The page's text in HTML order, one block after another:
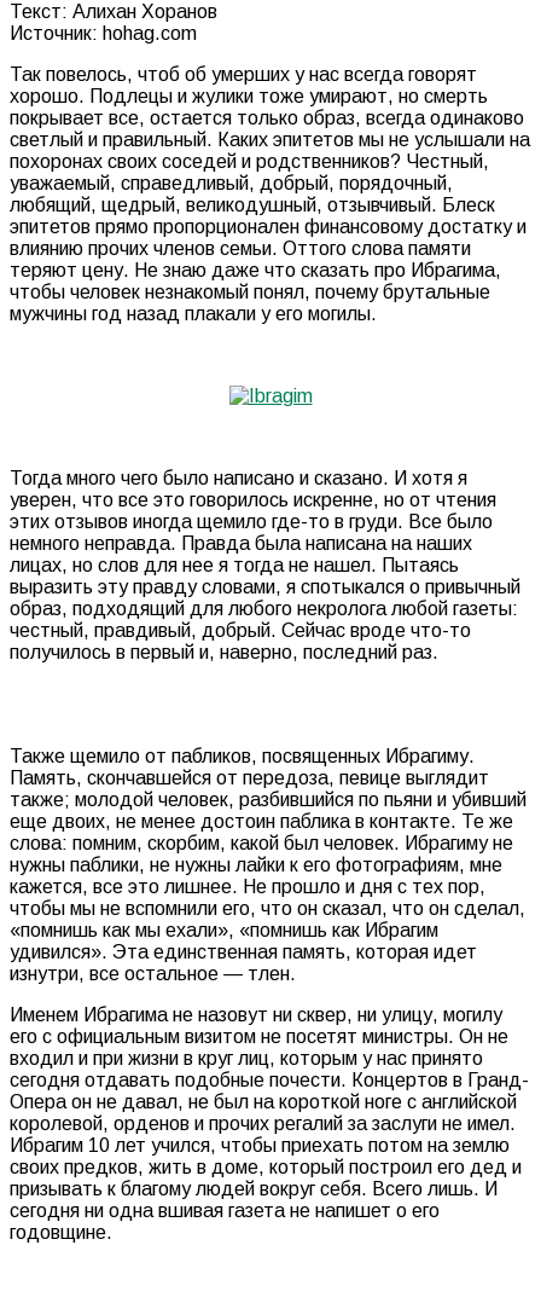
Текст: Алихан Хоранов
Источник: hohag.com
Так повелось, чтоб об умерших у нас всегда говорят
хорошо. Подлецы и жулики тоже умирают, но смерть
покрывает все, остается только образ, всегда одинаково
светлый и правильный. Каких эпитетов мы не услышали на
похоронах своих соседей и родственников? Честный,
уважаемый, справедливый, добрый, порядочный,
любящий, щедрый, великодушный, отзывчивый. Блеск
эпитетов прямо пропорционален финансовому достатку и
влиянию прочих членов семьи. Оттого слова памяти
теряют цену. Не знаю даже что сказать про Ибрагима,
чтобы человек незнакомый понял, почему брутальные
мужчины год назад плакали у его могилы.
Тогда много чего было написано и сказано. И хотя я
уверен, что все это говорилось искренне, но от чтения
этих отзывов иногда щемило где-то в груди. Все было
немного неправда. Правда была написана на наших
лицах, но слов для нее я тогда не нашел. Пытаясь
выразить эту правду словами, я спотыкался о привычный
образ, подходящий для любого некролога любой газеты:
честный, правдивый, добрый. Сейчас вроде что-то
получилось в первый и, наверно, последний раз.
Также щемило от пабликов, посвященных Ибрагиму.
Память, скончавшейся от передоза, певице выглядит
также; молодой человек, разбившийся по пьяни и убивший
еще двоих, не менее достоин паблика в контакте. Те же
слова: помним, скорбим, какой был человек. Ибрагиму не
нужны паблики, не нужны лайки к его фотографиям, мне
кажется, все это лишнее. Не прошло и дня с тех пор,
чтобы мы не вспомнили его, что он сказал, что он сделал,
«помнишь как мы ехали», «помнишь как Ибрагим
удивился». Эта единственная память, которая идет
изнутри, все остальное — тлен.
Именем Ибрагима не назовут ни сквер, ни улицу, могилу
его с официальным визитом не посетят министры. Он не
входил и при жизни в круг лиц, которым у нас принято
сегодня отдавать подобные почести. Концертов в Гранд-
Опера он не давал, не был на короткой ноге с английской
королевой, орденов и прочих регалий за заслуги не имел.
Ибрагим 10 лет учился, чтобы приехать потом на землю
своих предков, жить в доме, который построил его дед и
призывать к благому людей вокруг себя. Всего лишь. И
сегодня ни одна вшивая газета не напишет о его
годовщине.